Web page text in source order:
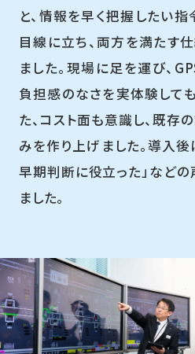
と、情報を早く把握したい
目線に立ち、両方を満たす
ました。現場に足を運び、
負担感のなさを実体験して
た、コスト面も意識し、既
みを作り上げました。導入
早期判断に役立った」などの
ました。